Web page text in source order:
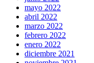
mayo 2022
abril 2022
marzo 2022
febrero 2022
enero 2022
diciembre 2021